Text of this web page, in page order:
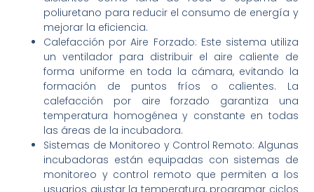
poliuretano para reducir el consumo de energía y
mejorar la eficiencia.
Calefacción por Aire Forzado: Este sistema utiliza
un ventilador para distribuir el aire caliente de
forma uniforme en toda la cámara, evitando la
formación de puntos fríos o calientes. La
calefacción por aire forzado garantiza una
temperatura homogénea y constante en todas
las áreas de la incubadora.
Sistemas de Monitoreo y Control Remoto: Algunas
incubadoras están equipadas con sistemas de
monitoreo y control remoto que permiten a los